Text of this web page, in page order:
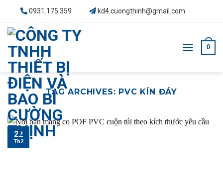
content
0931.175.359 kd4.cuongthinh@gmail.com
0
TAG ARCHIVES: PVC KÍN ĐÁY
22
Th2